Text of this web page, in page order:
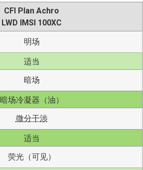
CFI Plan Achro
LWD IMSI 100XC
明场
适当
暗场
暗场冷凝器（油）
微分干涉
适当
荧光（可见）